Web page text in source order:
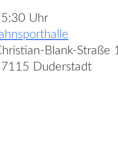
Uhr
Blank-Straße
Duderstadt